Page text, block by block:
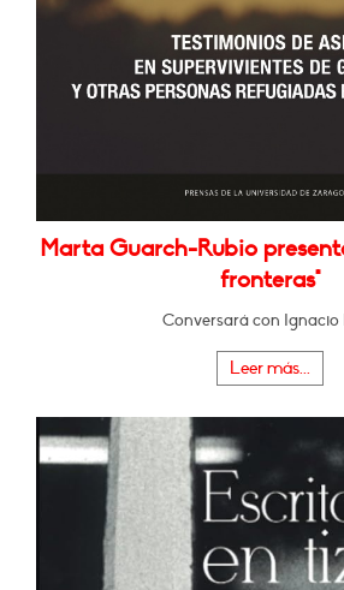
Marta Guarch-Rubio
fronteras"
Conversará con Ignacio
Leer más...